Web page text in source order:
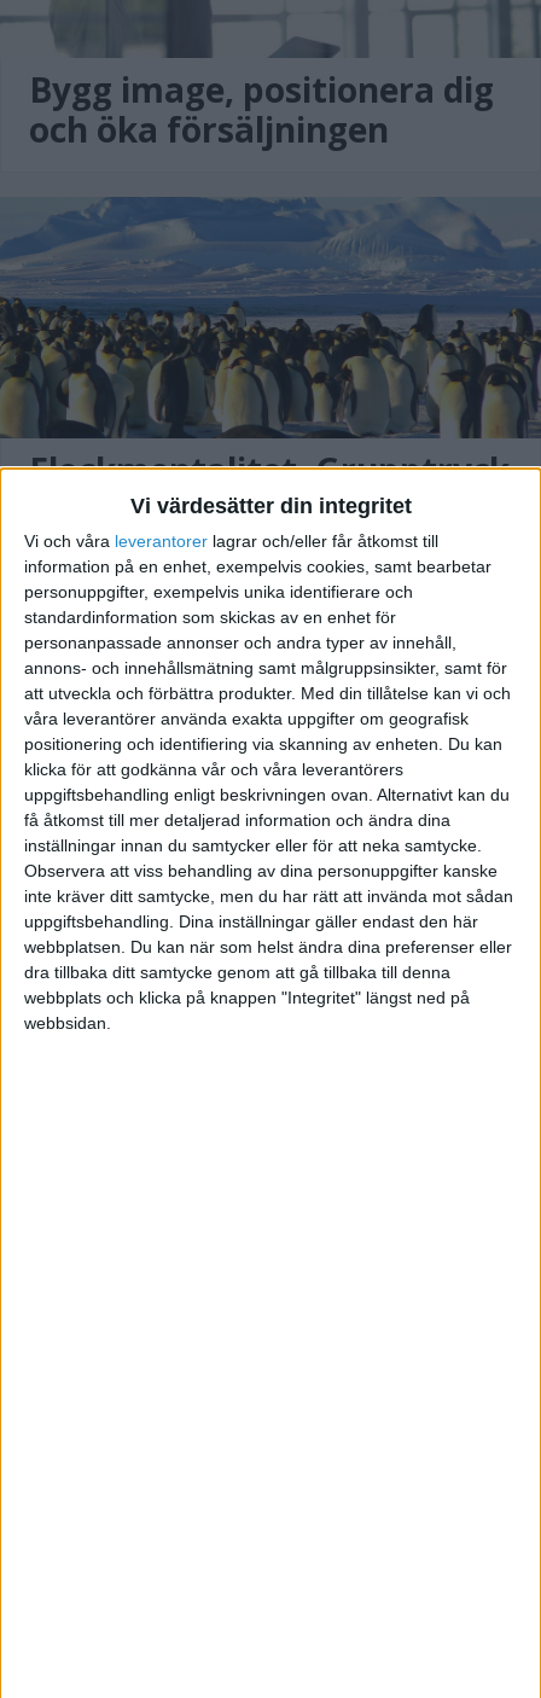
Vi värdesätter din integritet
Vi och våra leverantorer lagrar och/eller får åtkomst till
information på en enhet, exempelvis cookies, samt bearbetar
personuppgifter, exempelvis unika identifierare och
standardinformation som skickas av en enhet för
personanpassade annonser och andra typer av innehåll,
annons- och innehållsmätning samt målgruppsinsikter, samt för
att utveckla och förbättra produkter. Med din tillåtelse kan vi och
våra leverantörer använda exakta uppgifter om geografisk
positionering och identifiering via skanning av enheten. Du kan
klicka för att godkänna vår och våra leverantörers
uppgiftsbehandling enligt beskrivningen ovan. Alternativt kan du
få åtkomst till mer detaljerad information och ändra dina
inställningar innan du samtycker eller för att neka samtycke.
Observera att viss behandling av dina personuppgifter kanske
inte kräver ditt samtycke, men du har rätt att invända mot sådan
uppgiftsbehandling. Dina inställningar gäller endast den här
webbplatsen. Du kan när som helst ändra dina preferenser eller
dra tillbaka ditt samtycke genom att gå tillbaka till denna
webbplats och klicka på knappen "Integritet" längst ned på
webbsidan.
Bygg image, positionera dig
och öka försäljningen
Flockmentalitet, Grupptryck
och Tik Tok
5 sätt att öka
konverteringsgraden på din
hemsida